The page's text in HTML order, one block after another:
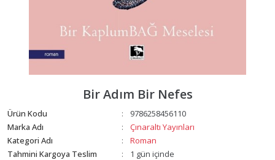
Bir Adım Bir Nefes
Ürün Kodu :
9786258456110
Marka Adı
:
Çınaraltı Yayınları
Kategori Adı
:
Roman
Tahmini Kargoya Teslim
:
1 gün içinde